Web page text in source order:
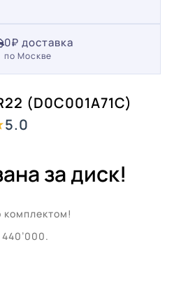
0₽ доставка
по Москве
(D0C001A71C)
5.0
за диск!
комплектом!